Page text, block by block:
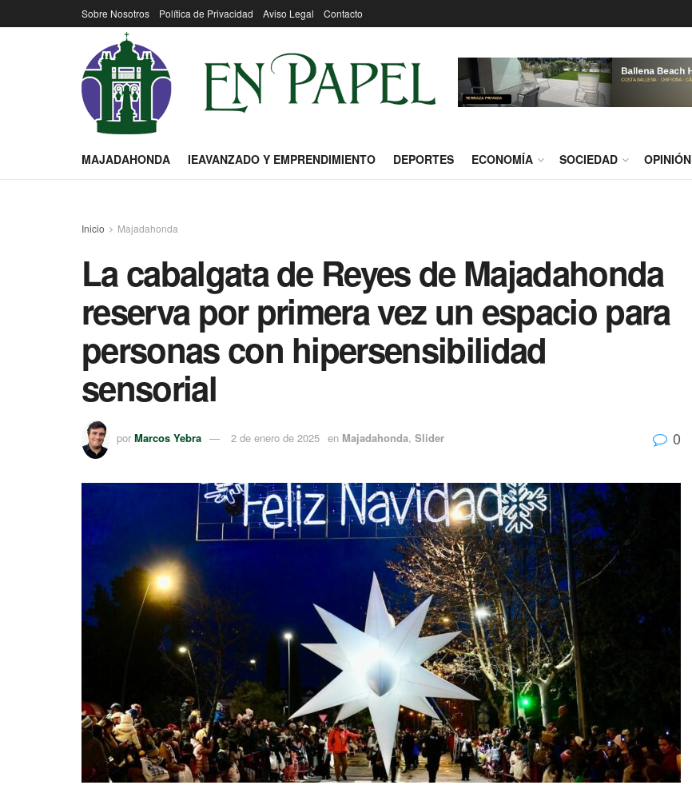
Sobre Nosotros Política de Privacidad Aviso Legal Contacto
MAJADAHONDA IEAVANZADO Y EMPRENDIMIENTO DEPORTES ECONOMÍA SOCIEDAD OPINIÓN
Inicio Majadahonda
La cabalgata de Reyes de Majadahonda
reserva por primera vez un espacio para
personas con hipersensibilidad
sensorial
por Marcos Yebra 2 de enero de 2025 en Majadahonda, Slider 0